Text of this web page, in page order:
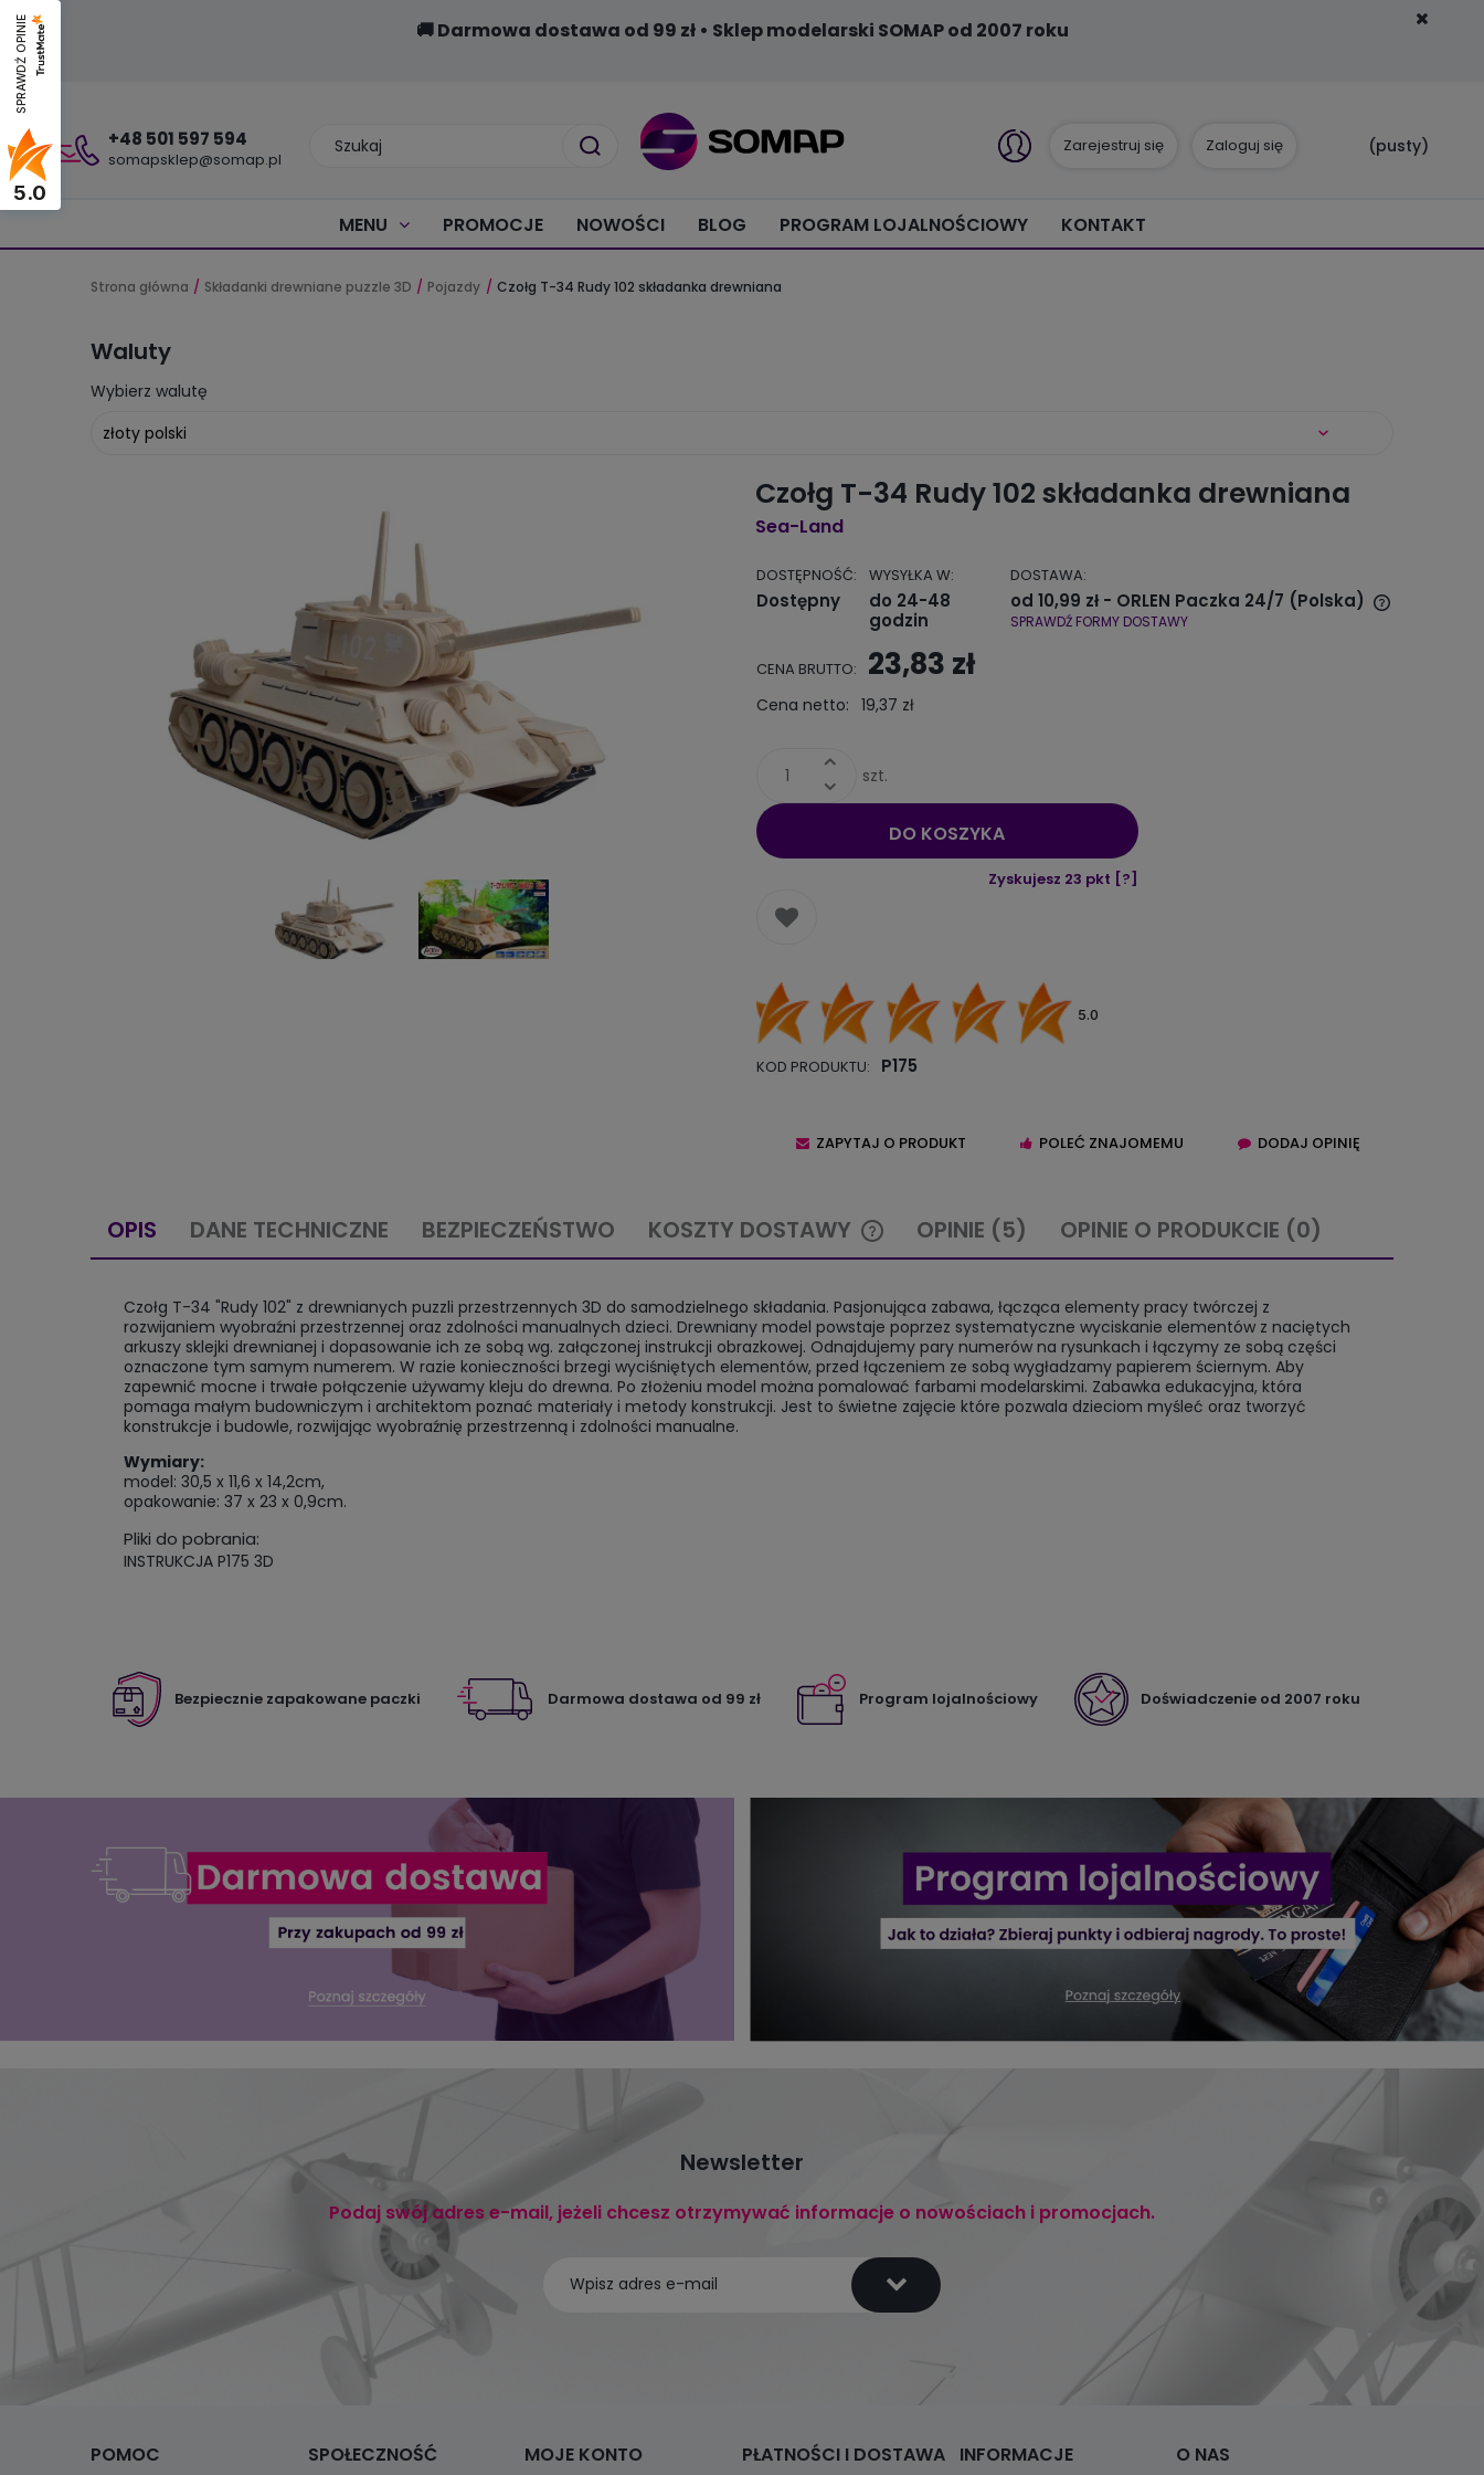
🚚 Darmowa dostawa od 99 zł • Sklep modelarski SOMAP od 2007 roku
+48 501 597 594
somapsklep@somap.pl
(pusty)
Zarejestruj się Zaloguj się
MENU PROMOCJE NOWOŚCI BLOG PROGRAM LOJALNOŚCIOWY KONTAKT
Strona główna Składanki drewniane puzzle 3D Pojazdy Czołg T-34 Rudy 102 składanka drewniana
Waluty
Wybierz walutę
Czołg T-34 Rudy 102 składanka drewniana
Sea-Land
DOSTĘPNOŚĆ:
Dostępny
WYSYŁKA W:
do 24-48
godzin
DOSTAWA:
od 10,99 zł - ORLEN Paczka 24/7 (Polska)
SPRAWDŹ FORMY DOSTAWY
CENA BRUTTO: 23,83 zł
Cena netto: 19,37 zł
szt.
DO KOSZYKA
Zyskujesz 23 pkt [?]
5.0
KOD PRODUKTU: P175
ZAPYTAJ O PRODUKT POLEĆ ZNAJOMEMU DODAJ OPINIĘ
OPIS DANE TECHNICZNE BEZPIECZEŃSTWO KOSZTY DOSTAWY
KOSZTÓW PŁATNOŚCI
OPINIE (5) OPINIE O PRODUKCIE (0)
Czołg T-34 "Rudy 102" z drewnianych puzzli przestrzennych 3D do samodzielnego składania. Pasjonująca zabawa, łącząca elementy pracy twórczej z
rozwijaniem wyobraźni przestrzennej oraz zdolności manualnych dzieci. Drewniany model powstaje poprzez systematyczne wyciskanie elementów z naciętych
arkuszy sklejki drewnianej i dopasowanie ich ze sobą wg. załączonej instrukcji obrazkowej. Odnajdujemy pary numerów na rysunkach i łączymy ze sobą części
oznaczone tym samym numerem. W razie konieczności brzegi wyciśniętych elementów, przed łączeniem ze sobą wygładzamy papierem ściernym. Aby
zapewnić mocne i trwałe połączenie używamy kleju do drewna. Po złożeniu model można pomalować farbami modelarskimi. Zabawka edukacyjna, która
pomaga małym budowniczym i architektom poznać materiały i metody konstrukcji. Jest to świetne zajęcie które pozwala dzieciom myśleć oraz tworzyć
konstrukcje i budowle, rozwijając wyobraźnię przestrzenną i zdolności manualne.
Wymiary:
model: 30,5 x 11,6 x 14,2cm,
opakowanie: 37 x 23 x 0,9cm.
Pliki do pobrania:
INSTRUKCJA P175 3D
Bezpiecznie zapakowane paczki Darmowa dostawa od 99 zł Program lojalnościowy Doświadczenie od 2007 roku
Newsletter
Podaj swój adres e-mail, jeżeli chcesz otrzymywać informacje o nowościach i promocjach.
POMOC SPOŁECZNOŚĆ MOJE KONTO PŁATNOŚCI I DOSTAWA INFORMACJE O NAS
SPRAWDŹ OPINIE
5.0